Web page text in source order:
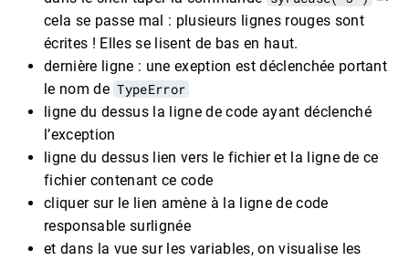
cela se passe mal : plusieurs lignes rouges sont
écrites ! Elles se lisent de bas en haut.
dernière ligne : une exeption est déclenchée portant
le nom de TypeError
ligne du dessus la ligne de code ayant déclenché
l’exception
ligne du dessus lien vers le fichier et la ligne de ce
fichier contenant ce code
cliquer sur le lien amène à la ligne de code
responsable surlignée
et dans la vue sur les variables, on visualise les